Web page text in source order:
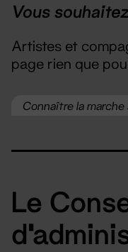
Vous
Artistes et
page rien que
Connaître la marche
Le